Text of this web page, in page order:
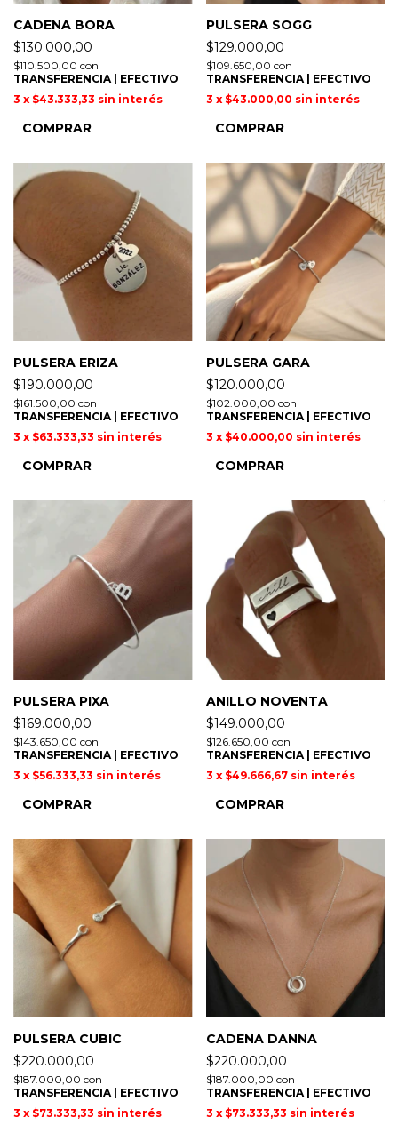
CADENA BORA
$130.000,00
$110.500,00 con
TRANSFERENCIA | EFECTIVO
3 x $43.333,33 sin interés
COMPRAR
PULSERA SOGG
$129.000,00
$109.650,00 con
TRANSFERENCIA | EFECTIVO
3 x $43.000,00 sin interés
COMPRAR
PULSERA ERIZA
$190.000,00
$161.500,00 con
TRANSFERENCIA | EFECTIVO
3 x $63.333,33 sin interés
COMPRAR
PULSERA GARA
$120.000,00
$102.000,00 con
TRANSFERENCIA | EFECTIVO
3 x $40.000,00 sin interés
COMPRAR
PULSERA PIXA
$169.000,00
$143.650,00 con
TRANSFERENCIA | EFECTIVO
3 x $56.333,33 sin interés
COMPRAR
ANILLO NOVENTA
$149.000,00
$126.650,00 con
TRANSFERENCIA | EFECTIVO
3 x $49.666,67 sin interés
COMPRAR
PULSERA CUBIC
$220.000,00
$187.000,00 con
TRANSFERENCIA | EFECTIVO
3 x $73.333,33 sin interés
CADENA DANNA
$220.000,00
$187.000,00 con
TRANSFERENCIA | EFECTIVO
3 x $73.333,33 sin interés